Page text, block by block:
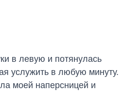
в левую и потянулась
услужить в любую минуту.
моей наперсницей и